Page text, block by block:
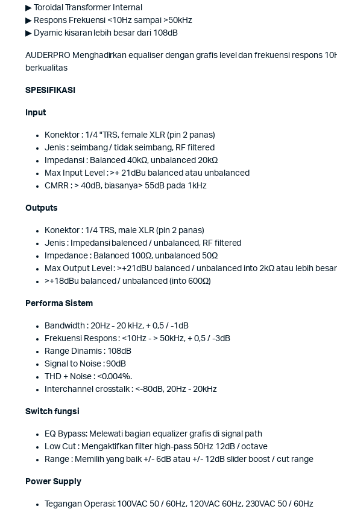
▶ Toroidal Transformer Internal
▶ Respons Frekuensi <10Hz sampai >50kHz
▶ Dyamic kisaran lebih besar dari 108dB
AUDERPRO Menghadirkan equaliser dengan grafis level dan frekuensi respons
berkualitas
SPESIFIKASI
Input
Konektor : 1/4 "TRS, female XLR (pin 2 panas)
Jenis : seimbang / tidak seimbang, RF filtered
Impedansi : Balanced 40kΩ, unbalanced 20kΩ
Max Input Level : >+ 21dBu balanced atau unbalanced
CMRR : > 40dB, biasanya> 55dB pada 1kHz
Outputs
Konektor : 1/4 TRS, male XLR (pin 2 panas)
Jenis : Impedansi balenced / unbalanced, RF filtered
Impedance : Balanced 100Ω, unbalanced 50Ω
Max Output Level : >+21dBU balanced / unbalanced into 2kΩ atau lebih besar
>+18dBu balanced / unbalanced (into 600Ω)
Performa Sistem
Bandwidth : 20Hz - 20 kHz, + 0,5 / -1dB
Frekuensi Respons : <10Hz - > 50kHz, + 0,5 / -3dB
Range Dinamis : 108dB
Signal to Noise : 90dB
THD + Noise : <0.004%.
Interchannel crosstalk : <-80dB, 20Hz - 20kHz
Switch fungsi
EQ Bypass: Melewati bagian equalizer grafis di signal path
Low Cut : Mengaktifkan filter high-pass 50Hz 12dB / octave
Range : Memilih yang baik +/- 6dB atau +/- 12dB slider boost / cut range
Power Supply
Tegangan Operasi: 100VAC 50 / 60Hz, 120VAC 60Hz, 230VAC 50 / 60Hz